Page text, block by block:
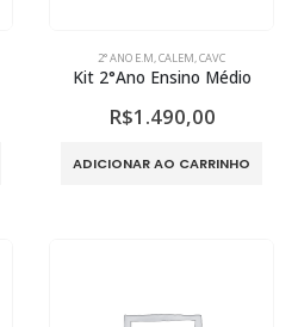
2° ANO E.M,CALEM,CAVC
Kit 2°Ano Ensino Médio
R$1.490,00
ADICIONAR AO CARRINHO